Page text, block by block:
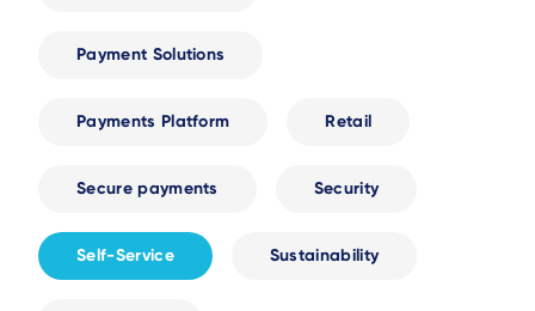
Payment Solutions
Payments Platform Retail
Secure payments Security
Self-Service Sustainability